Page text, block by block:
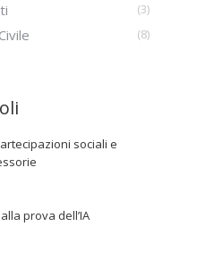
(3)
(8)
sociali e
prova dell’IA